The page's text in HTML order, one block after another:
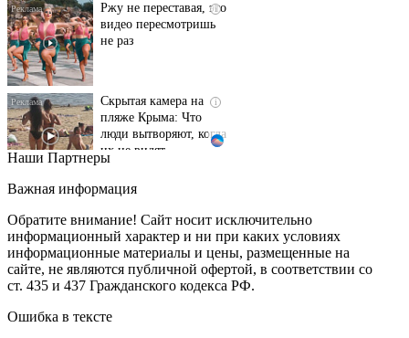
не раз
люди вытворяют, когда
их не видят...
несколько секунд, а
смеяться вы будете
долго
i
Королева вагона
отожгла! Видео не
оставит равнодушным
Наши Партнеры
Важная информация
Обратите внимание! Сайт носит исключительно
информационный характер и ни при каких условиях
информационные материалы и цены, размещенные на
сайте, не являются публичной офертой, в соответствии со
ст. 435 и 437 Гражданского кодекса РФ.
Ошибка в тексте